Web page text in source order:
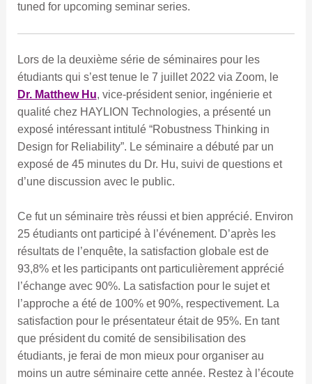
tuned for upcoming seminar series.
Lors de la deuxième série de séminaires pour les
étudiants qui s’est tenue le 7 juillet 2022 via Zoom, le
Dr. Matthew Hu, vice-président senior, ingénierie et
qualité chez HAYLION Technologies, a présenté un
exposé intéressant intitulé “Robustness Thinking in
Design for Reliability”. Le séminaire a débuté par un
exposé de 45 minutes du Dr. Hu, suivi de questions et
d’une discussion avec le public.
Ce fut un séminaire très réussi et bien apprécié. Environ
25 étudiants ont participé à l’événement. D’après les
résultats de l’enquête, la satisfaction globale est de
93,8% et les participants ont particulièrement apprécié
l’échange avec 90%. La satisfaction pour le sujet et
l’approche a été de 100% et 90%, respectivement. La
satisfaction pour le présentateur était de 95%. En tant
que président du comité de sensibilisation des
étudiants, je ferai de mon mieux pour organiser au
moins un autre séminaire cette année. Restez à l’écoute